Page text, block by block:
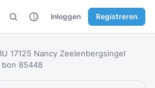
Inloggen Registreren
17125 Nancy Zeelenbergsingel
bon 85448